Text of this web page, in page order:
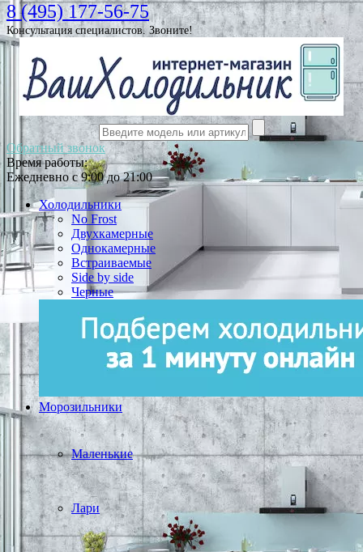
8 (495) 177-56-75
Консультация специалистов. Звоните!
Обратный звонок
Время работы:
Ежедневно с 9:00 до 21:00
Холодильники
No Frost
Двухкамерные
Однокамерные
Встраиваемые
Side by side
Черные
Морозильники
Маленькие
Лари